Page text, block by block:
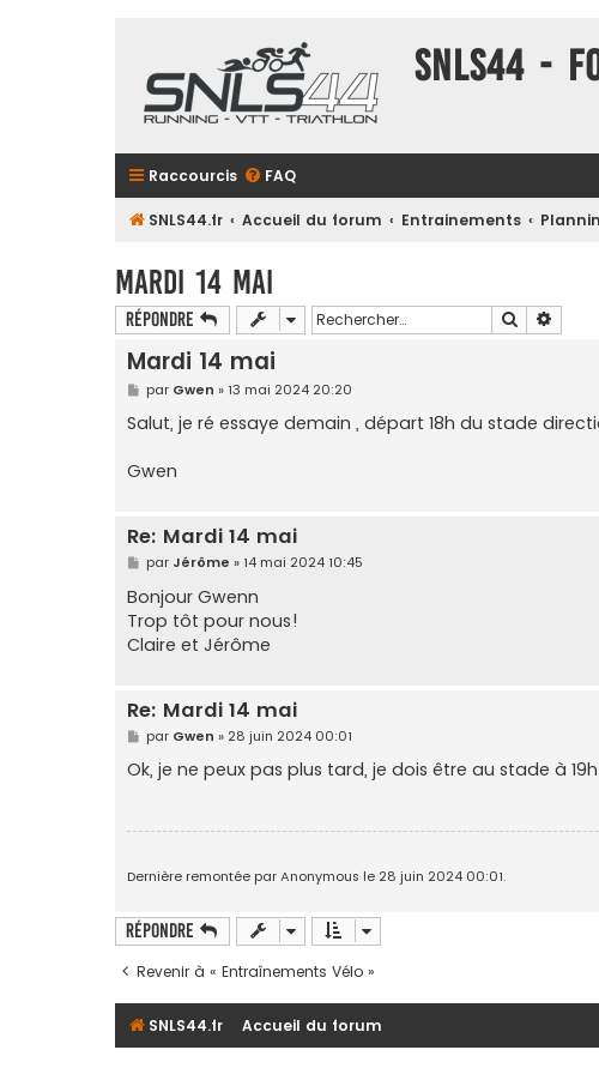
SNLS44 -
Raccourcis FAQ
SNLS44.fr Accueil du forum Entrainements
Mardi 14 mai
Répondre Rechercher
Mardi 14 mai
M
e
s
s
g
e
par Gwen » 13 mai 2024 20:20
Salut, je ré essaye demain , départ 18h du stade
Gwen
Re: Mardi 14 mai
M
e
s
s
a
g
e
par Jérôme » 14 mai 2024 10:45
Bonjour Gwenn
Trop tôt pour nous!
Claire et Jérôme
Re: Mardi 14 mai
M
e
s
s
e
par Gwen » 28 juin 2024 00:01
Ok, je ne peux pas plus tard, je dois être au stade à
Dernière remontée par Anonymous le 28 juin 2024 00:01.
Répondre
Revenir à « Entraînements Vélo »
SNLS44.fr Accueil du forum